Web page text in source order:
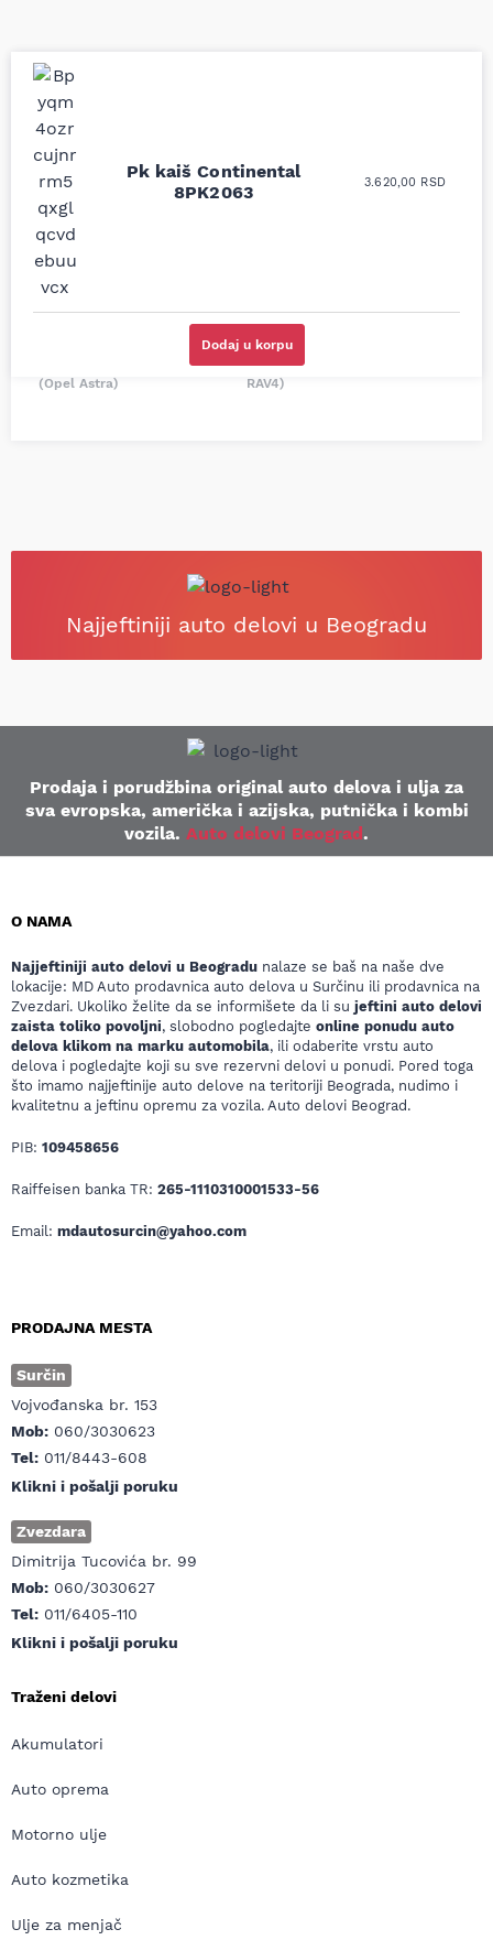
Pk kaiš Continental
8PK2063
3.620,00 RSD
Dodaj u korpu
Uporedila sam sve
moguće online
prodavnice auto delova
i definitivno najbolje
cene su ovde. Kupila
sam više puta auto
delove iz MD Auto. Uvek
proizvođača i
odgovarajuću opremu.
Svetlana Večerinović, Beograd
(Opel Astra)
Nisam bio siguran koji je
tačan naziv i tip
odgovarajućeg
proizvođača.
Stefan Savić, Beograd (Toyota
RAV4)
Najjeftiniji auto delovi u Beogradu
Prodaja i porudžbina original auto delova i ulja za
sva evropska, američka i azijska, putnička i kombi
vozila. Auto delovi Beograd.
O NAMA
Najjeftiniji auto delovi u Beogradu nalaze se baš na naše dve
lokacije: MD Auto prodavnica auto delova u Surčinu ili prodavnica na
Zvezdari. Ukoliko želite da se informišete da li su jeftini auto delovi
zaista toliko povoljni, slobodno pogledajte online ponudu auto
delova klikom na marku automobila, ili odaberite vrstu auto
delova i pogledajte koji su sve rezervni delovi u ponudi. Pored toga
što imamo najjeftinije auto delove na teritoriji Beograda, nudimo i
kvalitetnu a jeftinu opremu za vozila. Auto delovi Beograd.
PIB: 109458656
Raiffeisen banka TR: 265-1110310001533-56
Email: mdautosurcin@yahoo.com
PRODAJNA MESTA
Surčin
Vojvođanska br. 153
Mob: 060/3030623
Tel: 011/8443-608
Klikni i pošalji poruku
Zvezdara
Dimitrija Tucovića br. 99
Mob: 060/3030627
Tel: 011/6405-110
Klikni i pošalji poruku
Traženi delovi
Akumulatori
Auto oprema
Motorno ulje
Auto kozmetika
Ulje za menjač